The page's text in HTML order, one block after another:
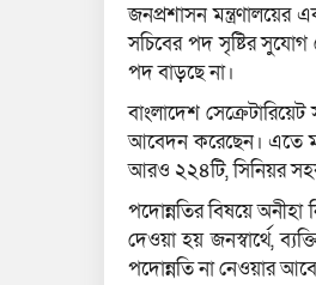
জনপ্রশাসন
সচিবের পদ সৃষ্টির সুযোগ
পদ বাড়ছে না।
বাংলাদেশ
আবেদন করেছেন। এতে
আরও ২২৪টি, সিনিয়র
পদোন্নতির বিষয়ে
দেওয়া হয় জনস্বার্থে,
পদোন্নতি না নেওয়ার